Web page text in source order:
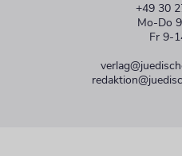
+49 30
Mo-Do
Fr 9-